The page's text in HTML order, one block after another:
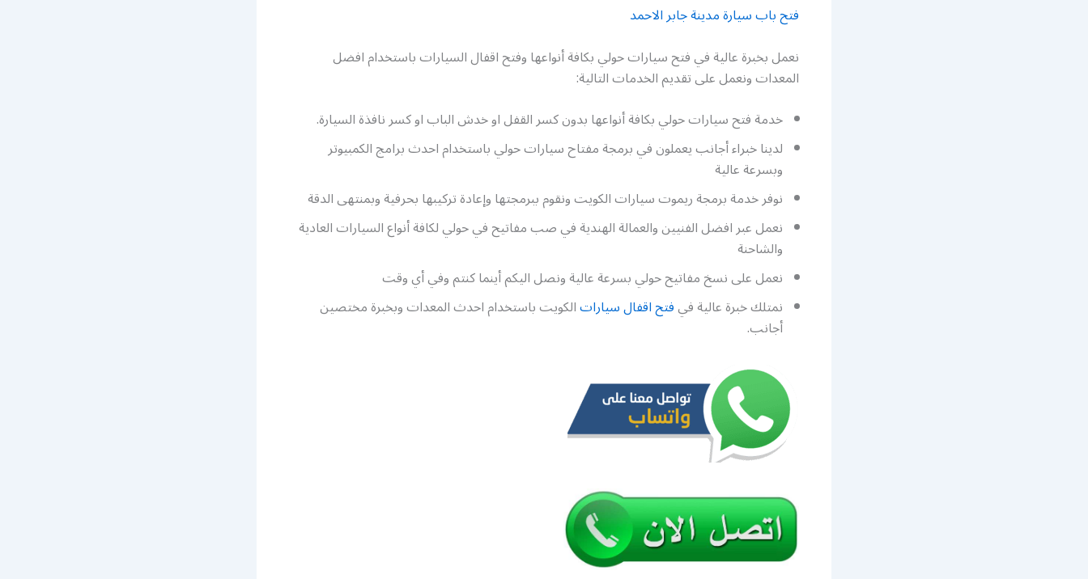
فتح باب سيارة مدينة جابر الاحمد
نعمل بخبرة عالية في فتح سيارات حولي بكافة أنواعها وفتح اقفال السيارات باستخدام افضل
المعدات ونعمل على تقديم الخدمات التالية:
خدمة فتح سيارات حولي بكافة أنواعها بدون كسر القفل او خدش الباب او كسر نافذة السيارة.
لدينا خبراء أجانب يعملون في برمجة مفتاح سيارات حولي باستخدام احدث برامج الكمبيوتر
وبسرعة عالية
نوفر خدمة برمجة ريموت سيارات الكويت ونقوم ببرمجتها وإعادة تركيبها بحرفية وبمنتهى الدقة
نعمل عبر افضل الفنيين والعمالة الهندية في صب مفاتيح في حولي لكافة أنواع السيارات العادية
والشاحنة
نعمل على نسخ مفاتيح حولي بسرعة عالية ونصل اليكم أينما كنتم وفي أي وقت
نمتلك خبرة عالية فيفتح اقفال سياراتالكويت باستخدام احدث المعدات وبخبرة مختصين
أجانب.